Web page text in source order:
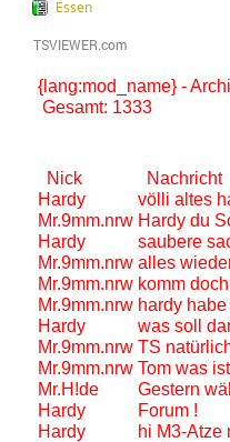
Essen
{lang:mod_name} -
Gesamt: 1333
Nick
Nachricht
Hardy
völli altes
Mr.9mm.nrw Hardy du
Hardy
saubere
Mr.9mm.nrw alles
Mr.9mm.nrw komm
Mr.9mm.nrw hardy
Hardy
was soll
Mr.9mm.nrw TS
Mr.9mm.nrw Tom was
Mr.H!de
Gestern
Hardy
Forum !
Hardy
hi M3-Atze